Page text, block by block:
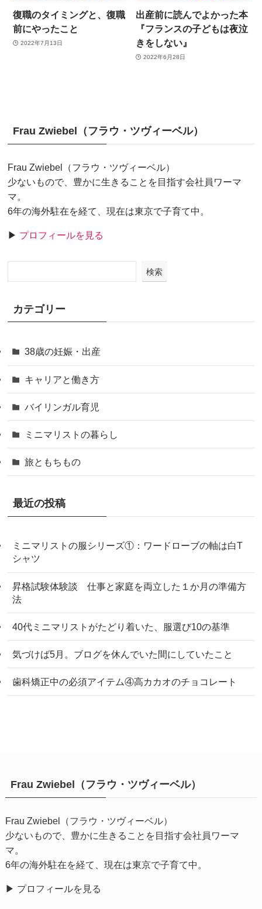
復職のタイミングと、復職
前にやったこと
2022年7月13日
出産前に読んでよかった本
『フランスの子どもは夜泣
きをしない』
2022年6月28日
Frau Zwiebel（フラウ・ツヴィーベル）
Frau Zwiebel（フラウ・ツヴィーベル）
少ないもので、豊かに生きることを目指す会社員ワーマ
マ。
6年の海外駐在を経て、現在は東京で子育て中。
▶ プロフィールを見る
検索
カテゴリー
38歳の妊娠・出産
キャリアと働き方
バイリンガル育児
ミニマリストの暮らし
旅ともちもの
最近の投稿
ミニマリストの服シリーズ①：ワードローブの軸は白T
シャツ
昇格試験体験談 仕事と家庭を両立した１か月の準備方
法
40代ミニマリストがたどり着いた、服選び10の基準
気づけば5月。ブログを休んでいた間にしていたこと
歯科矯正中の必須アイテム④高カカオのチョコレート
Frau Zwiebel（フラウ・ツヴィーベル）
Frau Zwiebel（フラウ・ツヴィーベル）
少ないもので、豊かに生きることを目指す会社員ワーマ
マ。
6年の海外駐在を経て、現在は東京で子育て中。
▶ プロフィールを見る